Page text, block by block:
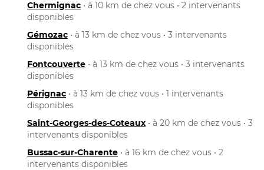
Chermignac • à 10 km de chez vous • 2 intervenants
disponibles
Gémozac • à 13 km de chez vous • 3 intervenants
disponibles
Fontcouverte • à 13 km de chez vous • 3 intervenants
disponibles
Pérignac • à 13 km de chez vous • 1 intervenants
disponibles
Saint-Georges-des-Coteaux • à 20 km de chez vous • 3
intervenants disponibles
Bussac-sur-Charente • à 16 km de chez vous • 2
intervenants disponibles